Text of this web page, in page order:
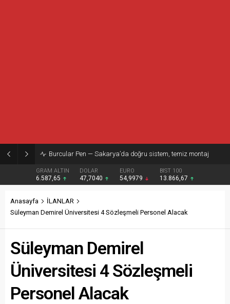
Burcular Pen — Sakarya’da doğru sistem, temiz montaj
GRAM ALTIN
6.587,65
DOLAR
47,7040
EURO
54,9979
BIST 100
13.866,67
Anasayfa
İLANLAR
Süleyman Demirel Üniversitesi 4 Sözleşmeli Personel Alacak
Süleyman Demirel
Üniversitesi 4 Sözleşmeli
Personel Alacak